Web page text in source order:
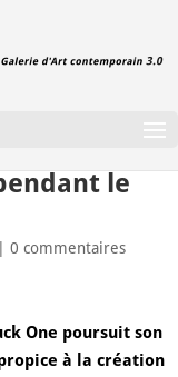
le
0 commentaires
One poursuit son
à la création